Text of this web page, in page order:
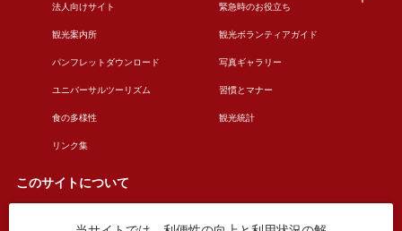
法人向けサイト 緊急時のお役立ち
観光案内所 観光ボランティアガイド
パンフレットダウンロード 写真ギャラリー
ユニバーサルツーリズム 習慣とマナー
食の多様性 観光統計
リンク集
このサイトについて
このサイトについて 広告掲載について